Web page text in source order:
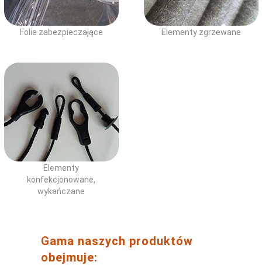
Folie zabezpieczające Elementy zgrzewane
Elementy
konfekcjonowane,
wykańczane
Gama naszych produktów
obejmuje: